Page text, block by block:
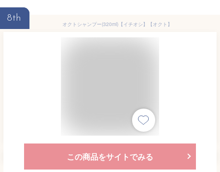
8th
オクトシャンプー(320ml)【イチオシ】【オクト】
この商品をサイトでみる